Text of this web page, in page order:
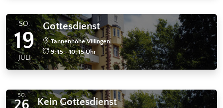
SO.
19
JULI
Gottesdienst
Tannenhöhe Villingen
9:45 - 10:45 Uhr
SO.
26 Kein Gottesdienst